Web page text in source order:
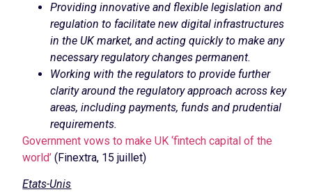
Providing innovative and flexible legislation and
regulation to facilitate new digital infrastructures
in the UK market, and acting quickly to make any
necessary regulatory changes permanent.
Working with the regulators to provide further
clarity around the regulatory approach across key
areas, including payments, funds and prudential
requirements.
Government vows to make UK ‘fintech capital of the
world’ (Finextra, 15 juillet)
Etats-Unis